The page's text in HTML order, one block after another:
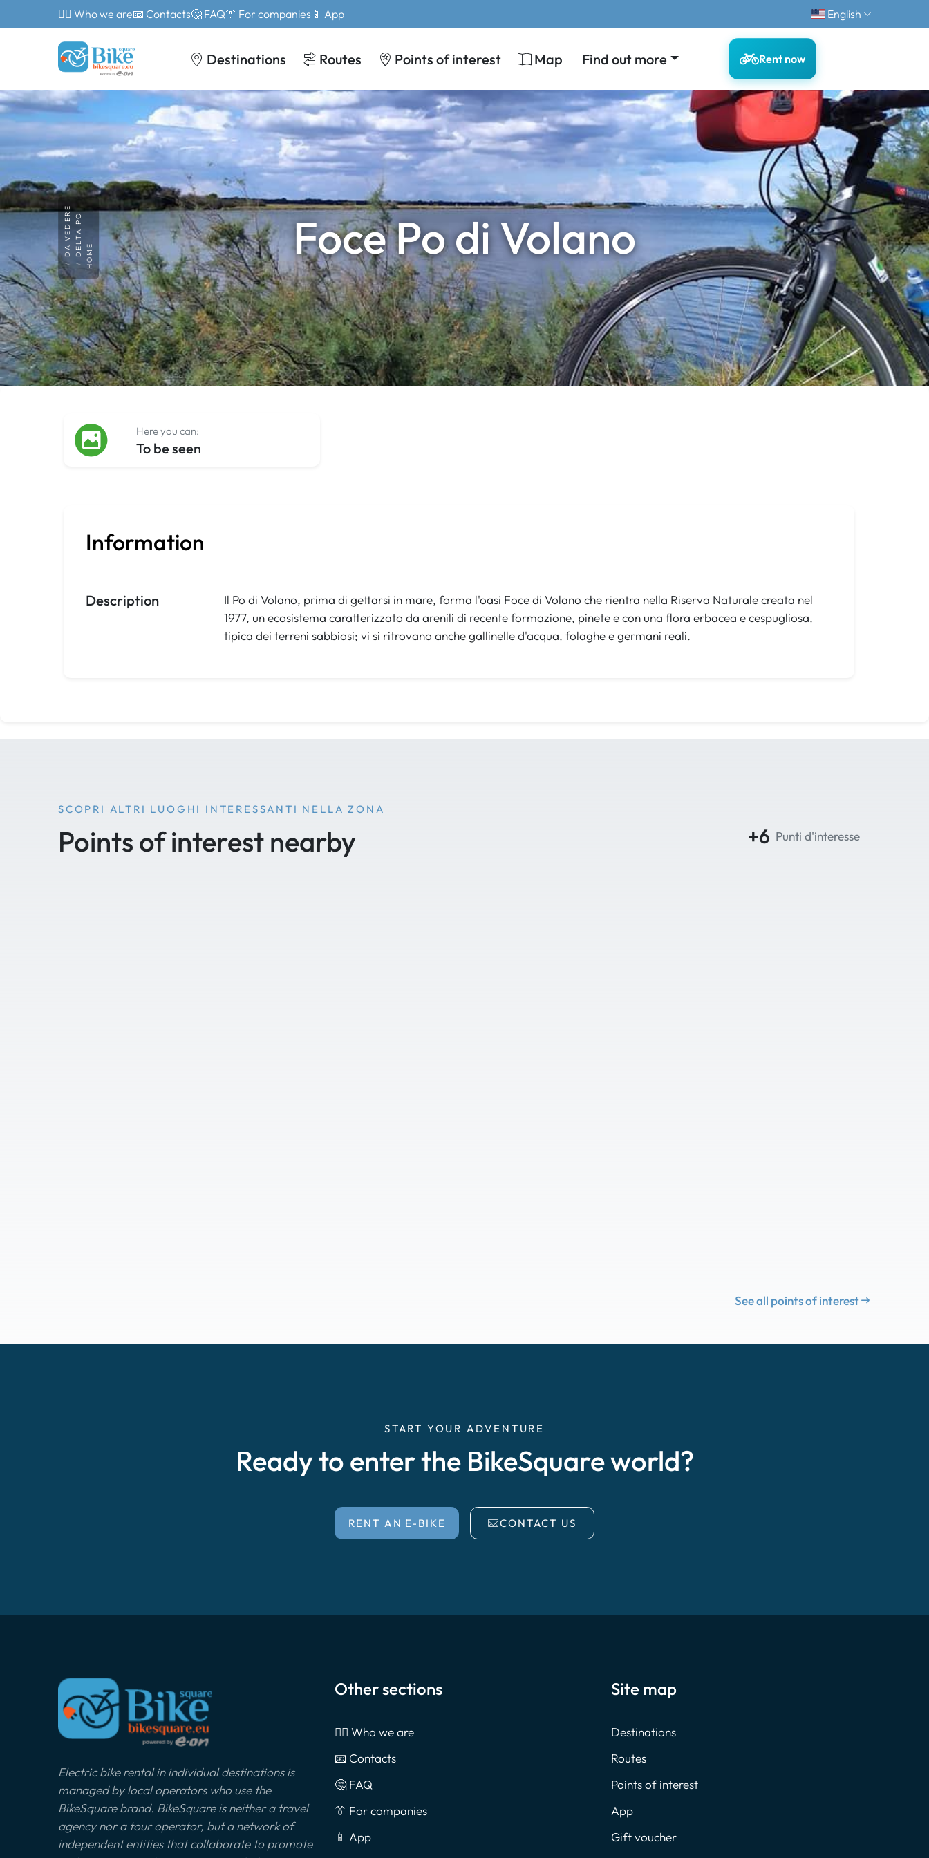
🙎‍♂️ Who we are📧 Contacts🤔 FAQ👔 For companies 📱 App English
Destinations Routes Points of interest Map Find out more Rent now
Foce Po di Volano
HOME
DELTA PO
DA VEDERE
Here you can:
To be seen
Information
Description
Il Po di Volano, prima di gettarsi in mare, forma l'oasi Foce di Volano che rientra nella Riserva Naturale creata nel
1977, un ecosistema caratterizzato da arenili di recente formazione, pinete e con una flora erbacea e cespugliosa,
tipica dei terreni sabbiosi; vi si ritrovano anche gallinelle d'acqua, folaghe e germani reali.
SCOPRI ALTRI LUOGHI INTERESSANTI NELLA ZONA
Points of interest nearby +6 Punti d'interesse
See all points of interest
START YOUR ADVENTURE
Ready to enter the BikeSquare world?
RENT AN E-BIKE CONTACT US
Electric bike rental in individual destinations is
managed by local operators who use the
BikeSquare brand. BikeSquare is neither a travel
agency nor a tour operator, but a network of
independent entities that collaborate to promote
Other sections
🙎‍♂️ Who we are
📧 Contacts
🤔 FAQ
👔 For companies
📱 App
Site map
Destinations
Routes
Points of interest
App
Gift voucher